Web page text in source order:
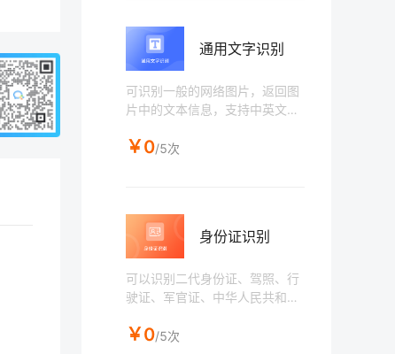
通用文字识别
可识别一般的网络图片，返回图
片中的文本信息，支持中英文、
德语等多语言。
￥0/5次
身份证识别
可以识别二代身份证、驾照、行
驶证、军官证、中华人民共和国
大陆通行证、大陆居民往来台湾
￥0/5次